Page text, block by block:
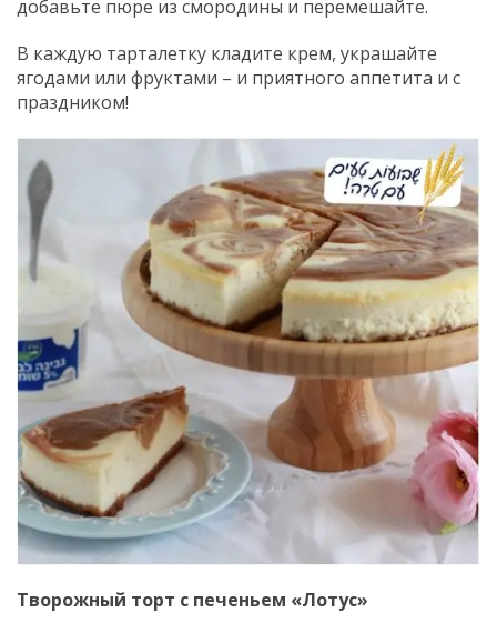
добавьте пюре из смородины и перемешайте.
В каждую тарталетку кладите крем, украшайте
ягодами или фруктами – и приятного аппетита и с
праздником!
Творожный торт с печеньем «Лотус»